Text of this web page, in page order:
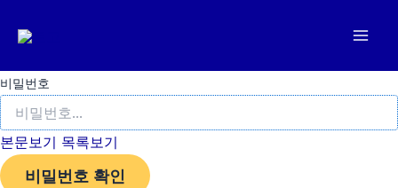
로
건
너
뛰
기
비밀번호
본문보기 목록보기
비밀번호 확인